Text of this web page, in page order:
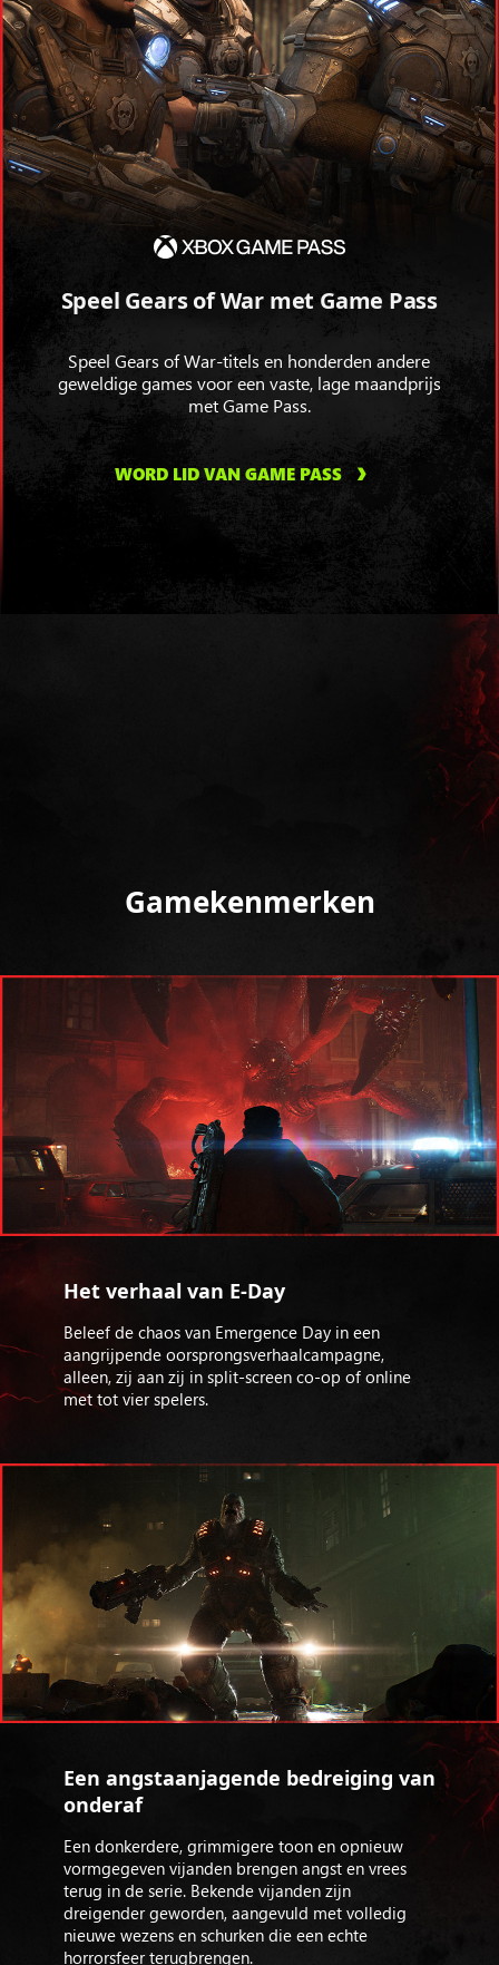
Speel Gears of War met Game Pass
Speel Gears of War-titels en honderden andere
geweldige games voor een vaste, lage maandprijs
met Game Pass.
WORD LID VAN GAME PASS
Gamekenmerken
Het verhaal van E-Day
Beleef de chaos van Emergence Day in een
aangrijpende oorsprongsverhaalcampagne,
alleen, zij aan zij in split-screen co-op of online
met tot vier spelers.
Een angstaanjagende bedreiging van
onderaf
Een donkerdere, grimmigere toon en opnieuw
vormgegeven vijanden brengen angst en vrees
terug in de serie. Bekende vijanden zijn
dreigender geworden, aangevuld met volledig
nieuwe wezens en schurken die een echte
horrorsfeer terugbrengen.